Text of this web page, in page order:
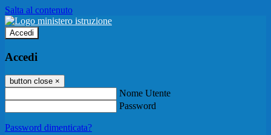
Salta al contenuto
Accedi
Accedi
button close ×
Nome Utente
Password
Password dimenticata?